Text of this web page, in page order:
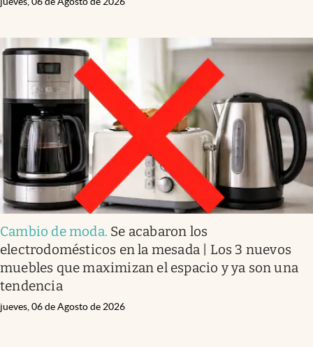
Cambio de moda. Se acabaron los
electrodomésticos en la mesada | Los 3 nuevos
muebles que maximizan el espacio y ya son una
tendencia
jueves, 06 de Agosto de 2026